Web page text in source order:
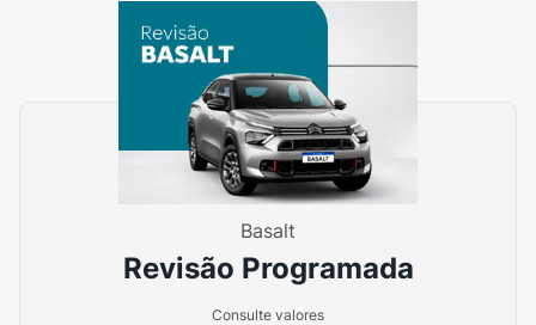
Basalt
Revisão Programada
Consulte valores